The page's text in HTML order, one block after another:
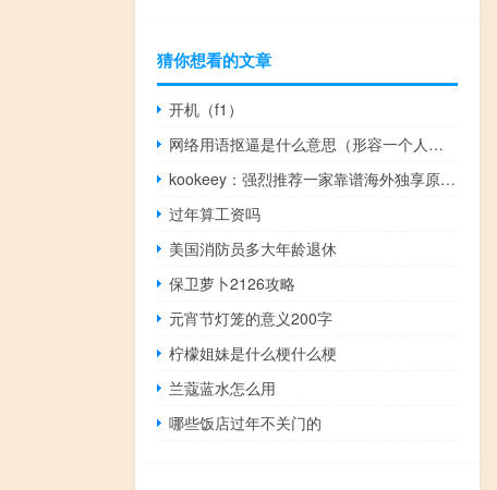
猜你想看的文章
开机（f1）
网络用语抠逼是什么意思（形容一个人抠逼代表什么）什么梗
kookeey：强烈推荐一家靠谱海外独享原生静态住宅IP（ISP）服务商，双11大促活动开始了！
过年算工资吗
美国消防员多大年龄退休
保卫萝卜2126攻略
元宵节灯笼的意义200字
柠檬姐妹是什么梗什么梗
兰蔻蓝水怎么用
哪些饭店过年不关门的